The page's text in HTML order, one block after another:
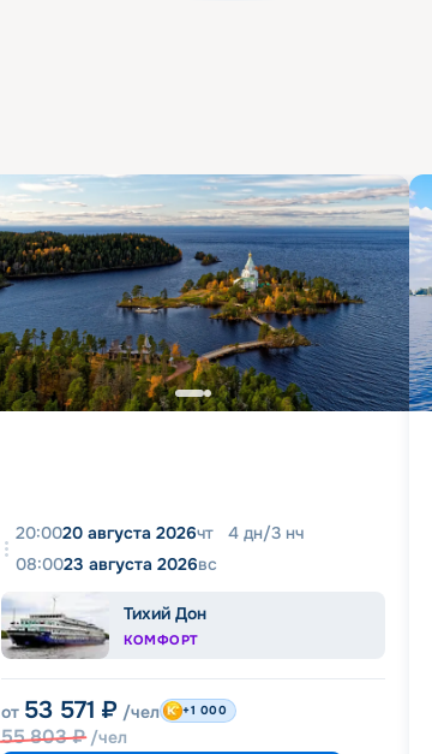
20:0020 августа 2026чт 4 дн/3 нч
08:0023 августа 2026вс
Тихий Дон
КОМФОРТ
от 53 571 ₽ /чел
55 803₽ /чел
+1 000